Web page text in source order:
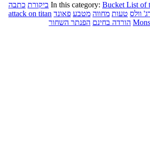
In this category: Bucket List of ביקורת כתבה
וולס טעות מחווה מטבע פאונד attack on titan
הורדה בחינם הפנתר השחור